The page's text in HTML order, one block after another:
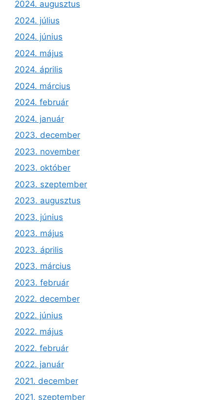
2024. augusztus
2024. július
2024. június
2024. május
2024. április
2024. március
2024. február
2024. január
2023. december
2023. november
2023. október
2023. szeptember
2023. augusztus
2023. június
2023. május
2023. április
2023. március
2023. február
2022. december
2022. június
2022. május
2022. február
2022. január
2021. december
2021. szeptember